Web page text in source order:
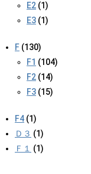
E2 (1)
E3 (1)
F (130)
F1 (104)
F2 (14)
F3 (15)
F4 (1)
Ｄ３ (1)
Ｆ１
(1)